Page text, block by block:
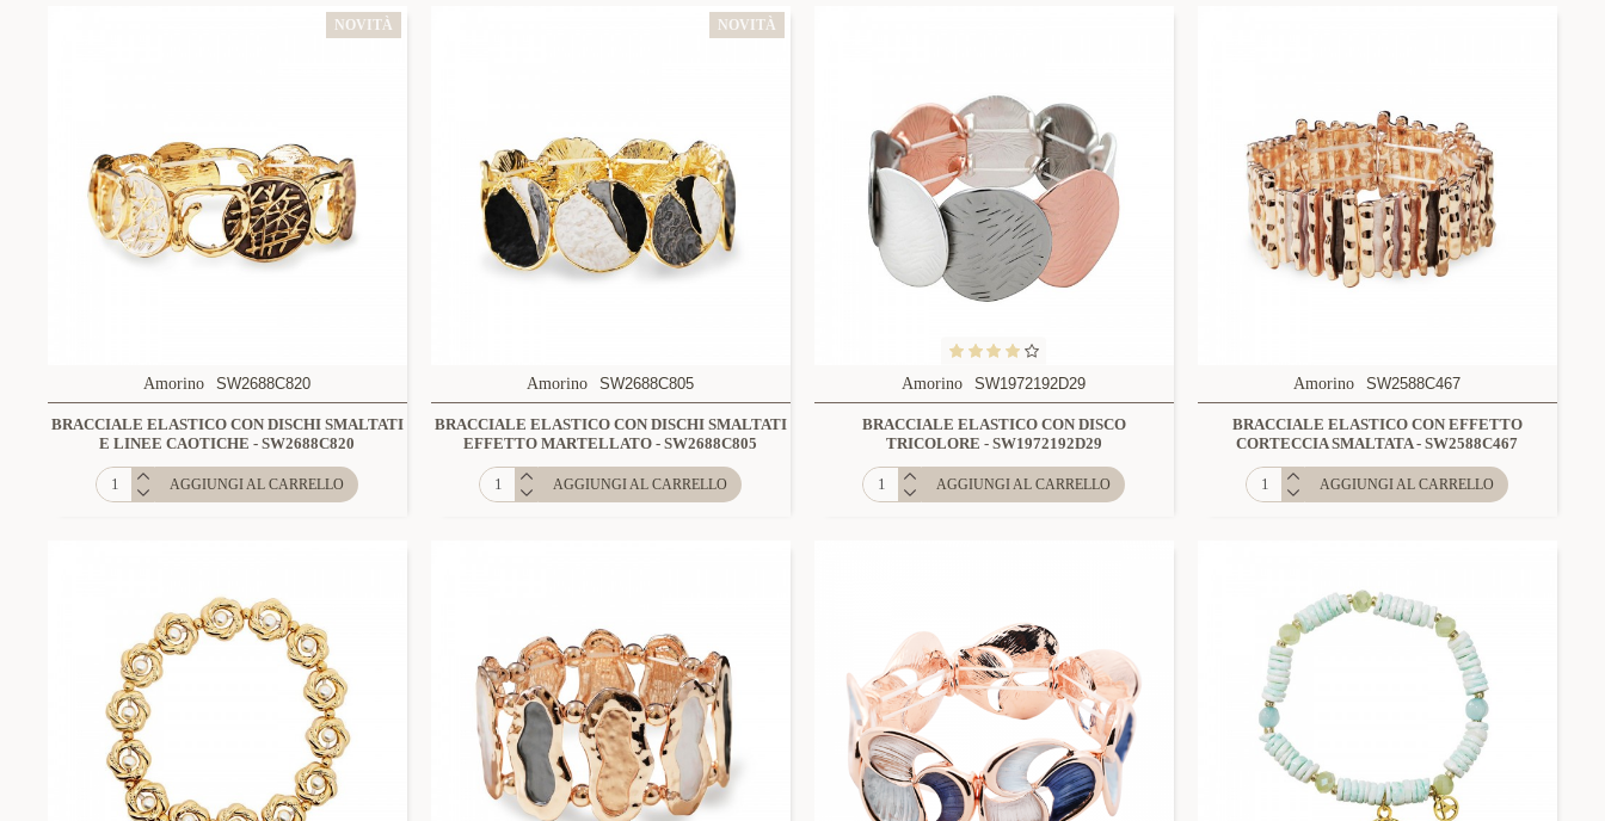
NOVITÀ
Amorino SW2688C820
BRACCIALE ELASTICO CON DISCHI SMALTATI
E LINEE CAOTICHE - SW2688C820
AGGIUNGI AL CARRELLO
NOVITÀ
Amorino SW2688C805
BRACCIALE ELASTICO CON DISCHI SMALTATI
EFFETTO MARTELLATO - SW2688C805
AGGIUNGI AL CARRELLO
Amorino SW1972192D29
BRACCIALE ELASTICO CON DISCO
TRICOLORE - SW1972192D29
AGGIUNGI AL CARRELLO
Amorino SW2588C467
BRACCIALE ELASTICO CON EFFETTO
CORTECCIA SMALTATA - SW2588C467
AGGIUNGI AL CARRELLO